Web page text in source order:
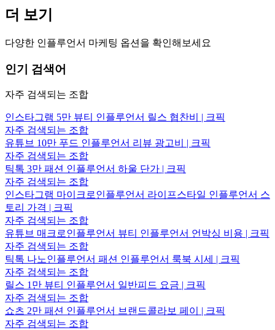
더 보기
다양한 인플루언서 마케팅 옵션을 확인해보세요
인기 검색어
자주 검색되는 조합
인스타그램 5만 뷰티 인플루언서 릴스 협찬비 | 크픽
자주 검색되는 조합
유튜브 10만 푸드 인플루언서 리뷰 광고비 | 크픽
자주 검색되는 조합
틱톡 3만 패션 인플루언서 하울 단가 | 크픽
자주 검색되는 조합
인스타그램 마이크로인플루언서 라이프스타일 인플루언서 스
토리 가격 | 크픽
자주 검색되는 조합
유튜브 매크로인플루언서 뷰티 인플루언서 언박싱 비용 | 크픽
자주 검색되는 조합
틱톡 나노인플루언서 패션 인플루언서 룩북 시세 | 크픽
자주 검색되는 조합
릴스 1만 뷰티 인플루언서 일반피드 요금 | 크픽
자주 검색되는 조합
쇼츠 2만 패션 인플루언서 브랜드콜라보 페이 | 크픽
자주 검색되는 조합